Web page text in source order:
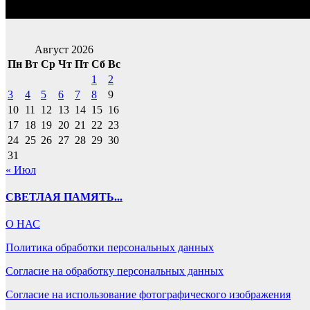
Август 2026
Пн Вт Ср Чт Пт Сб Вс
1
2
3
4 5 6 7 8
9
10 11 12 13 14 15 16
17 18 19 20 21 22 23
24 25 26 27 28 29 30
31
« Июл
СВЕТЛАЯ ПАМЯТЬ...
О НАС
Политика обработки персональных данных
Согласие на обработку персональных данных
Согласие на использование фотографического изображения